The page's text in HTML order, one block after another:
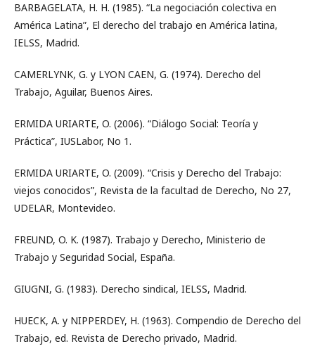
BARBAGELATA, H. H. (1985). “La negociación colectiva en
América Latina”, El derecho del trabajo en América latina,
IELSS, Madrid.
CAMERLYNK, G. y LYON CAEN, G. (1974). Derecho del
Trabajo, Aguilar, Buenos Aires.
ERMIDA URIARTE, O. (2006). “Diálogo Social: Teoría y
Práctica”, IUSLabor, No 1.
ERMIDA URIARTE, O. (2009). “Crisis y Derecho del Trabajo:
viejos conocidos”, Revista de la facultad de Derecho, No 27,
UDELAR, Montevideo.
FREUND, O. K. (1987). Trabajo y Derecho, Ministerio de
Trabajo y Seguridad Social, España.
GIUGNI, G. (1983). Derecho sindical, IELSS, Madrid.
HUECK, A. y NIPPERDEY, H. (1963). Compendio de Derecho del
Trabajo, ed. Revista de Derecho privado, Madrid.